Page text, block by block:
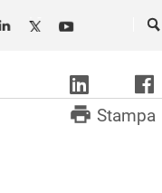
in rete
print Stampa